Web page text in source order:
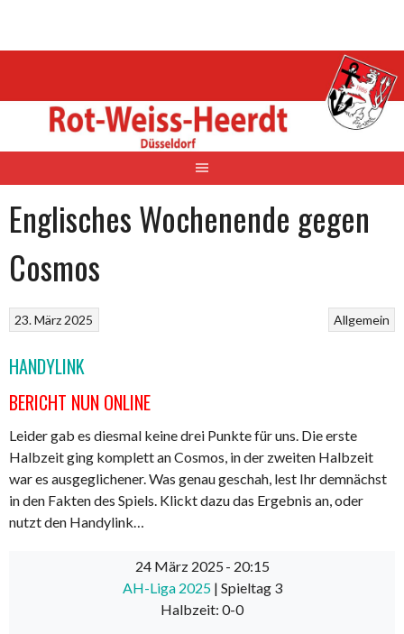
Inhalt
Englisches Wochenende gegen
Cosmos
Allgemein
23. März 2025
HANDYLINK
BERICHT NUN ONLINE
Leider gab es diesmal keine drei Punkte für uns. Die erste
Halbzeit ging komplett an Cosmos, in der zweiten Halbzeit
war es ausgeglichener. Was genau geschah, lest Ihr demnächst
in den Fakten des Spiels. Klickt dazu das Ergebnis an, oder
nutzt den Handylink…
24 März 2025- 20:15
AH-Liga 2025 | Spieltag 3
Halbzeit: 0-0